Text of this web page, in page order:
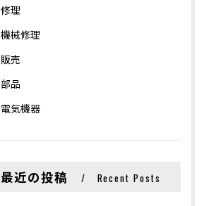
修理
機械修理
販売
部品
電気機器
最近の投稿 Recent Posts